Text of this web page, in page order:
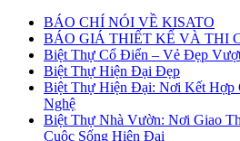
BÁO CHÍ NÓI VỀ KISATO
BÁO GIÁ THIẾT KẾ VÀ THI
Biệt Thự Cổ Điển – Vẻ Đẹp
Biệt Thự Hiện Đại Đẹp
Biệt Thự Hiện Đại: Nơi Kết Hợp
Nghệ
Biệt Thự Nhà Vườn: Nơi Giao
Cuộc Sống Hiện Đại